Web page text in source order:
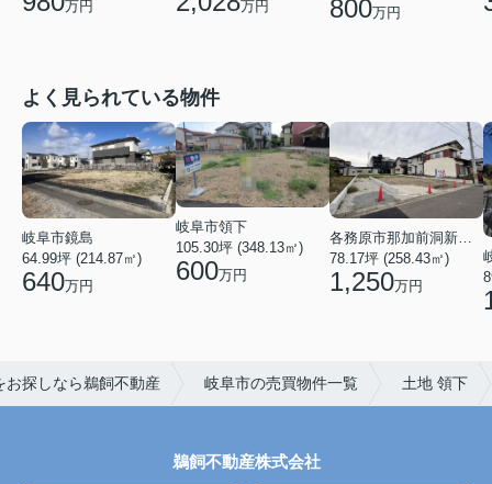
万円 万円 800万円
よく見られている物件
岐阜市鏡島
64.99坪 (214.87㎡)
640万円
岐阜市領下
105.30坪 (348.13㎡)
600万円
78.17坪 (258.43㎡)
1,250万円
お探しなら鵜飼不動産 岐阜市の売買物件一覧 土地 領下
鵜飼不動産株式会社